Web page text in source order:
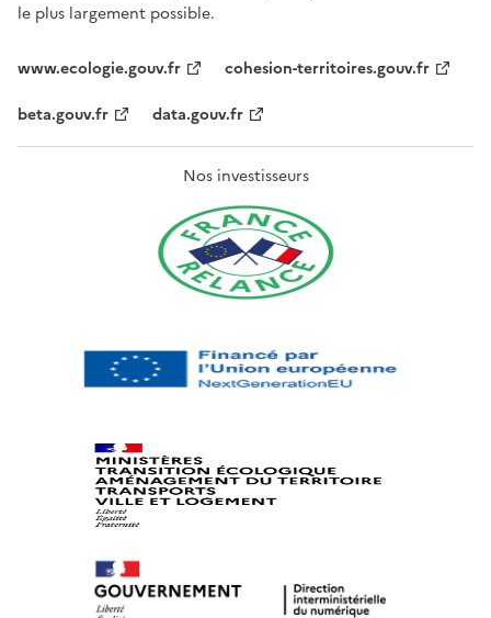
le plus largement possible.
www.ecologie.gouv.fr
cohesion-territoires.gouv.fr
beta.gouv.fr
data.gouv.fr
Nos investisseurs